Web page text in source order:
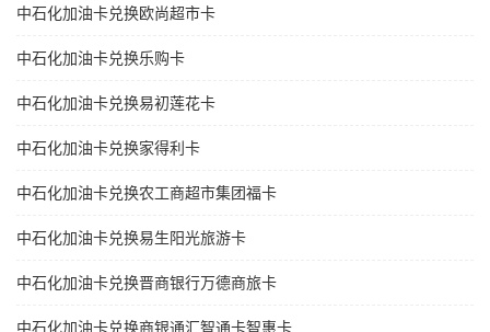
中石化加油卡兑换欧尚超市卡
中石化加油卡兑换乐购卡
中石化加油卡兑换易初莲花卡
中石化加油卡兑换家得利卡
中石化加油卡兑换农工商超市集团福卡
中石化加油卡兑换易生阳光旅游卡
中石化加油卡兑换晋商银行万德商旅卡
中石化加油卡兑换商银通汇智通卡智惠卡